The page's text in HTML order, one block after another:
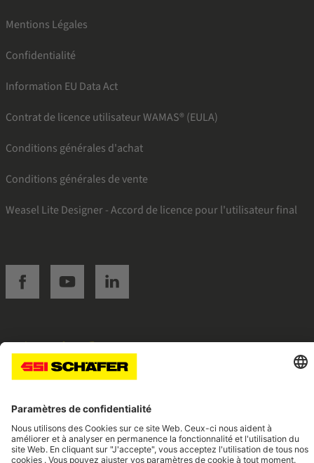
Mentions Légales
Confidentialité
Information EU Data Act
Contrat de licence utilisateur WAMAS® (EULA)
Conditions générales d'achat
Conditions générales de vente
Weasel Lite Designer - Accord de licence pour l'utilisateur final
SSI facebookSSI youtubeSSI linkedin
© 2026